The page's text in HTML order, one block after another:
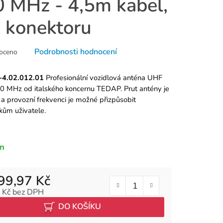
MHz - 4,5m kabel,
konektoru
Podrobnosti hodnocení
4.02.012.01 Profesionální vozidlová anténa UHF
MHz od italského koncernu TEDAP. Prut antény je
provozní frekvenci je možné přizpůsobit
uživatele.
Kč
bez DPH
DO KOŠÍKU